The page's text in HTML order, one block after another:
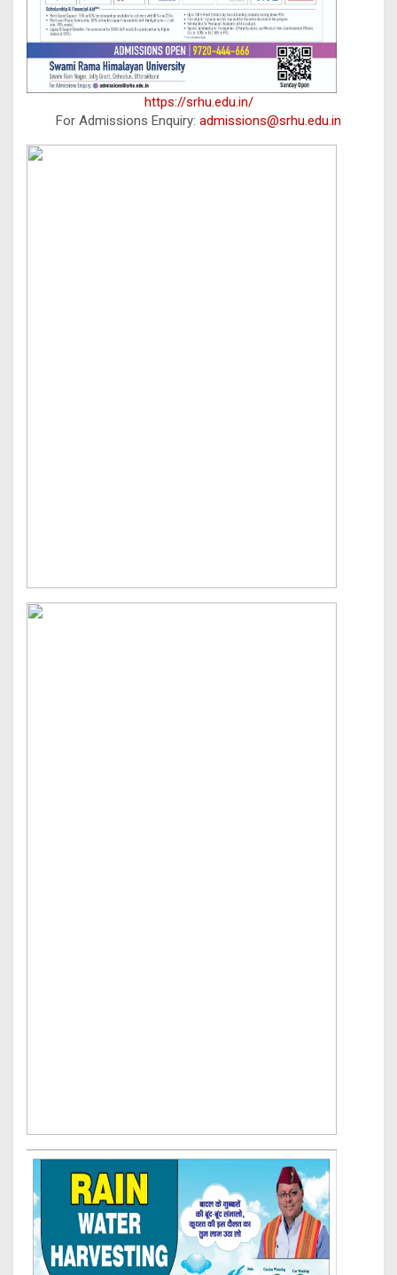
https://srhu.edu.in/
For Admissions Enquiry: admissions@srhu.edu.in